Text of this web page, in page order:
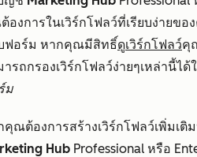
องการในเวิร์กโฟลว์ที่เรียบง่ายขอ
ฟอร์ม หากคุณมีสิทธิ์ดูเวิร์กโฟลว์คุ
ารถกรองเวิร์กโฟลว์ง่ายๆเหล่านี้ไ
ม
คุณต้องการสร้างเวิร์กโฟลว์เพิ่มเติ
Hub Professional หรือ